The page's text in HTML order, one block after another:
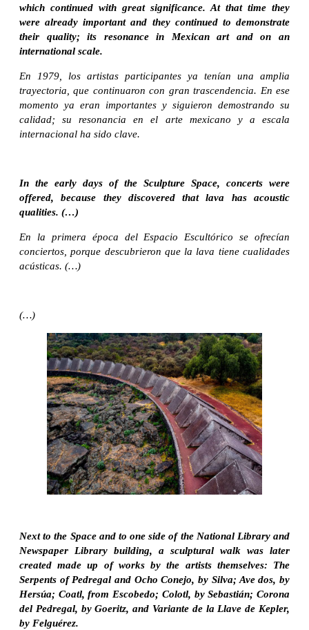
which continued with great significance. At that time they
were already important and they continued to demonstrate
their quality; its resonance in Mexican art and on an
international scale.
En 1979, los artistas participantes ya tenían una amplia
trayectoria, que continuaron con gran trascendencia. En ese
momento ya eran importantes y siguieron demostrando su
calidad; su resonancia en el arte mexicano y a escala
internacional ha sido clave.
In the early days of the Sculpture Space, concerts were
offered, because they discovered that lava has acoustic
qualities. (…)
En la primera época del Espacio Escultórico se ofrecían
conciertos, porque descubrieron que la lava tiene cualidades
acústicas. (…)
(…)
Next to the Space and to one side of the National Library and
Newspaper Library building, a sculptural walk was later
created made up of works by the artists themselves: The
Serpents of Pedregal and Ocho Conejo, by Silva; Ave dos, by
Hersúa; Coatl, from Escobedo; Colotl, by Sebastián; Corona
del Pedregal, by Goeritz, and Variante de la Llave de Kepler,
by Felguérez.